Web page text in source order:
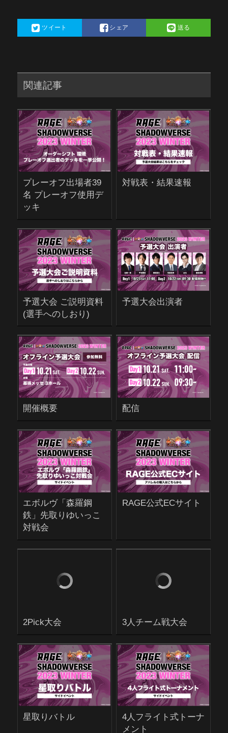
ツイート シェア 送る
関連記事
プレーオフ出場者39
名 プレーオフ使用デ
ッキ
対戦表・結果速報
予選大会 ご説明資料
(選手へのしおり)
予選大会出演者
開催概要 配信
エボルヴ「森羅鋼
鉄」先取りゆいっこ
対戦会
RAGE公式ECサイト
2Pick大会 3人チーム戦大会
星取りバトル
4人フライト式トーナ
メント